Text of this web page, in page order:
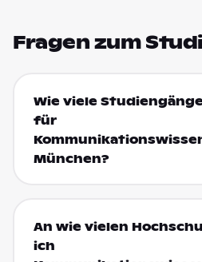
Fragen zum
Wie viele
für
München?
An wie vielen
ich